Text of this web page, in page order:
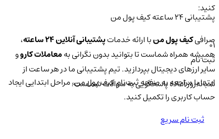
پشتیبانی ۲۴ ساعته کیف پول من
صرافیکیف پول منبا ارائه خدماتپشتیبانی آنلاین ۲۴ ساعته
،
همیشه همراه شماست تا بتوانید بدون نگرانی بهمعاملات کاروو
سایر ارزهای دیجیتال بپردازید. تیم پشتیبانی ما در هر ساعت از
شبانه‌روز آماده پاسخگویی به سوالات شماست.
کنید:
01
ثبت نام
ابتدا با مراجعه به صفحه ثبت‌نام کیف‌ پول من، مراحل ابتدایی ایجاد
حساب کاربری را تکمیل کنید.
ثبت نام سریع